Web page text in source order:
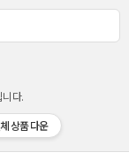
다.
상품 다운